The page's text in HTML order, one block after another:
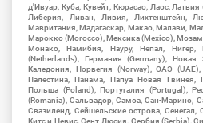
д'Ивуар, Куба, Кувейт, Кюрасао, Лаос,
Либерия, Ливан, Ливия, Лихтенштейн,
Мавритания, Мадагаскар, Макао, Малави,
Марокко (Morocco), Мексика (Mexico),
Монако, Намибия, Науру, Непал, Нигер,
(Netherlands), Германия (Germany), Новая
Каледония, Норвегия (Norway), ОАЭ
Палестина, Панама, Папуа Новая Гвинея,
Польша (Poland), Португалия (Portugal),
(Romania), Сальвадор, Самоа, Сан-Марино,
Свазиленд, Сейшельские острова, Сенегал,
Китс и Невис, Сент-Люсия, Сербия (Serbia),